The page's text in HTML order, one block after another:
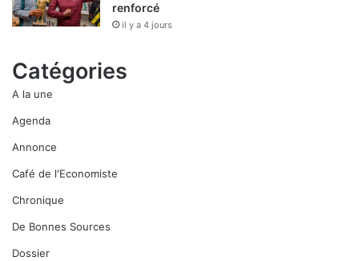
renforcé
il y a 4 jours
Catégories
A la une
Agenda
Annonce
Café de l'Economiste
Chronique
De Bonnes Sources
Dossier